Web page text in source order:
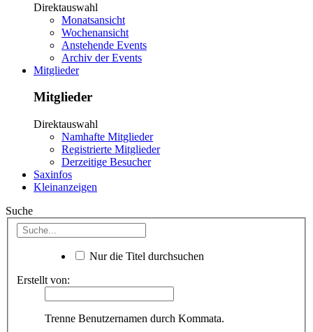
Direktauswahl
Monatsansicht
Wochenansicht
Anstehende Events
Archiv der Events
Mitglieder
Mitglieder
Direktauswahl
Namhafte Mitglieder
Registrierte Mitglieder
Derzeitige Besucher
Saxinfos
Kleinanzeigen
Suche
Nur die Titel durchsuchen
Erstellt von:
Trenne Benutzernamen durch Kommata.